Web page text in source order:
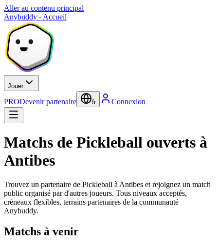
Aller au contenu principal
Anybuddy - Accueil
Jouer
PRODevenir partenaire fr Connexion
Matchs de Pickleball ouverts à
Antibes
Trouvez un partenaire de Pickleball à Antibes et rejoignez un match
public organisé par d'autres joueurs. Tous niveaux acceptés,
créneaux flexibles, terrains partenaires de la communauté
Anybuddy.
Matchs à venir